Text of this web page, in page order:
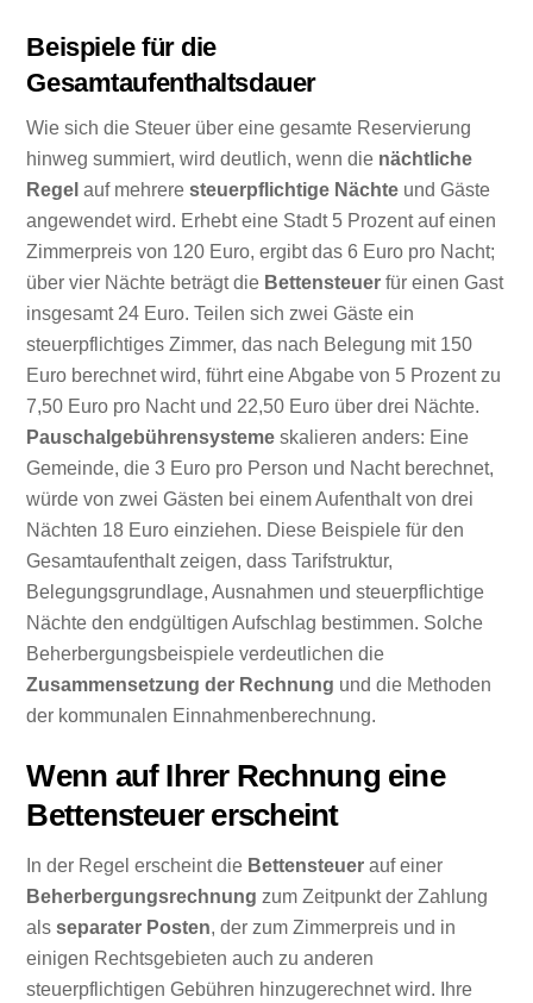
Beispiele für die
Gesamtaufenthaltsdauer
Wie sich die Steuer über eine gesamte Reservierung
hinweg summiert, wird deutlich, wenn die nächtliche
Regel auf mehreresteuerpflichtige Nächte und Gäste
angewendet wird. Erhebt eine Stadt 5 Prozent auf einen
Zimmerpreis von 120 Euro, ergibt das 6 Euro pro Nacht;
über vier Nächte beträgt die Bettensteuer für einen Gast
insgesamt 24 Euro. Teilen sich zwei Gäste ein
steuerpflichtiges Zimmer, das nach Belegung mit 150
Euro berechnet wird, führt eine Abgabe von 5 Prozent zu
7,50 Euro pro Nacht und 22,50 Euro über drei Nächte.
Pauschalgebührensysteme skalieren anders: Eine
Gemeinde, die 3 Euro pro Person und Nacht berechnet,
würde von zwei Gästen bei einem Aufenthalt von drei
Nächten 18 Euro einziehen. Diese Beispiele für den
Gesamtaufenthalt zeigen, dass Tarifstruktur,
Belegungsgrundlage, Ausnahmen und steuerpflichtige
Nächte den endgültigen Aufschlag bestimmen. Solche
Beherbergungsbeispiele verdeutlichen die
Zusammensetzung der Rechnung und die Methoden
der kommunalen Einnahmenberechnung.
Wenn auf Ihrer Rechnung eine
Bettensteuer erscheint
In der Regel erscheint die Bettensteuer auf einer
Beherbergungsrechnung zum Zeitpunkt der Zahlung
alsseparater Posten, der zum Zimmerpreis und in
einigen Rechtsgebieten auch zu anderen
steuerpflichtigen Gebühren hinzugerechnet wird. Ihre